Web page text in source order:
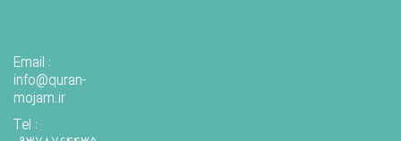
Email :
info@quran-
mojam.ir
Tel :